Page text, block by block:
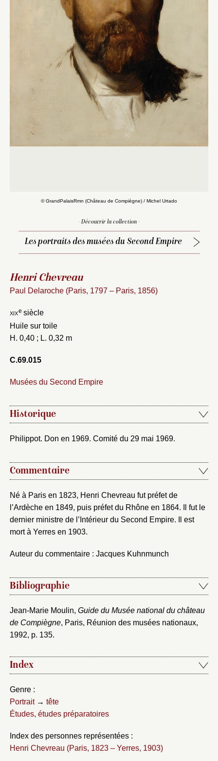
© GrandPalaisRmn (Château de Compiègne) / Michel Urtado
- Découvrir la collection -
Les portraits des musées du Second Empire
Henri Chevreau
Paul Delaroche (Paris, 1797 – Paris, 1856)
xixe siècle
Huile sur toile
H. 0,40 ; L. 0,32 m
C.69.015
Musées du Second Empire
Historique
Philippot. Don en 1969. Comité du 29 mai 1969.
Commentaire
Né à Paris en 1823, Henri Chevreau fut préfet de
l’Ardèche en 1849, puis préfet du Rhône en 1864. Il fut le
dernier ministre de l’Intérieur du Second Empire. Il est
mort à Yerres en 1903.
Auteur du commentaire : Jacques Kuhnmunch
Bibliographie
Jean-Marie Moulin, Guide du Musée national du château
de Compiègne, Paris, Réunion des musées nationaux,
1992, p. 135.
Index
Genre :
Portrait→ tête
Études, études préparatoires
Index des personnes représentées :
Henri Chevreau (Paris, 1823 – Yerres, 1903)
Choix du dossier où ajouter la
Nom du dossier
Valider
Nouveau dossier
Créer et ajouter
Courriel